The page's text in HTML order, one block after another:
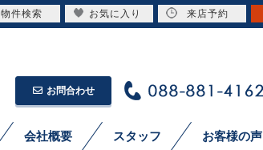
お問合わせ
会社概要 スタッフ お客様の声
物件検索 お気に入り 来店予約